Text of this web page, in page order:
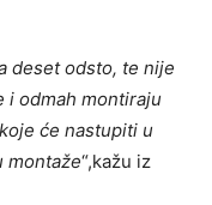
deset odsto, te nije
i odmah montiraju
će nastupiti u
montaže“,kažu iz